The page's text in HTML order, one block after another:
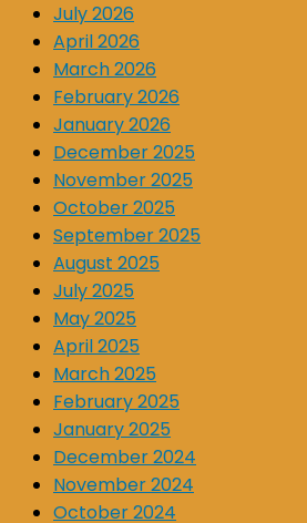
July 2026
April 2026
March 2026
February 2026
January 2026
December 2025
November 2025
October 2025
September 2025
August 2025
July 2025
May 2025
April 2025
March 2025
February 2025
January 2025
December 2024
November 2024
October 2024